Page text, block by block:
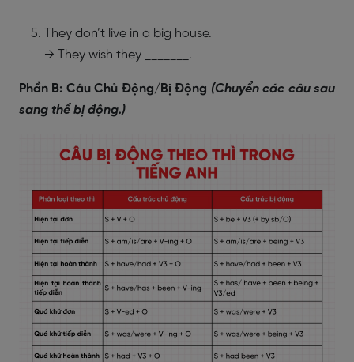
They don’t live in a big house.
→ They wish they _______.
Phần B: Câu Chủ Động/Bị Động (Chuyển các câu sau
sang thể bị động.)